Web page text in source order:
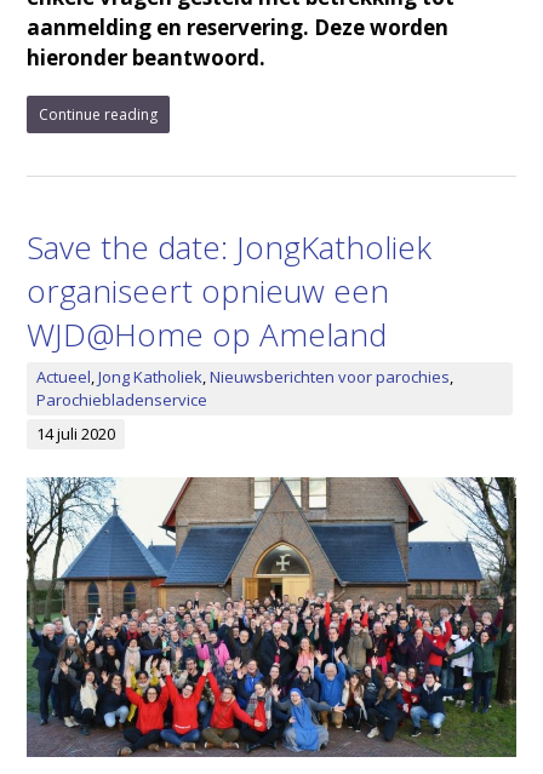
aanmelding en reservering. Deze worden
hieronder beantwoord.
Continue reading
Save the date: JongKatholiek
organiseert opnieuw een
WJD@Home op Ameland
Actueel,Jong Katholiek,Nieuwsberichten voor parochies,
Parochiebladenservice
14 juli 2020